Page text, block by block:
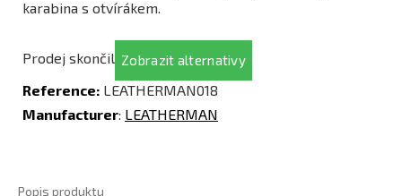
karabina s otvírákem.
Prodej skončil Zobrazit alternativy
Reference: LEATHERMAN018
Manufacturer: LEATHERMAN
Popis produktu